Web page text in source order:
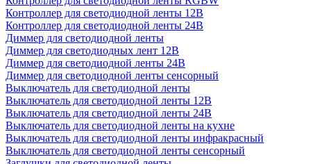
Контроллер для светодиодной ленты 12В
Контроллер для светодиодной ленты 24В
Диммер для светодиодной ленты
Диммер для светодиодных лент 12В
Диммер для светодиодной ленты 24В
Диммер для светодиодной ленты сенсорный
Выключатель для светодиодной ленты
Выключатель для светодиодной ленты 12В
Выключатель для светодиодной ленты 24В
Выключатель для светодиодной ленты на кухне
Выключатель для светодиодной ленты инфракрасный
Выключатель для светодиодной ленты сенсорный